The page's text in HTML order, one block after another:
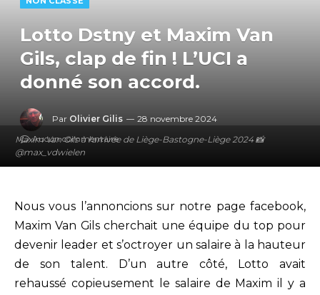
Maxim Van Gils à l'arrivée de Liège-Bastogne-Liège 2024 📸
@max_vdwielen
Lotto Dstny et Maxim Van
Gils, clap de fin ! L’UCI a
donné son accord.
Par Olivier Gilis
28 novembre 2024
Aucun commentaire
Nous vous l’annoncions sur notre page facebook,
Maxim Van Gils cherchait une équipe du top pour
devenir leader et s’octroyer un salaire à la hauteur
de son talent. D’un autre côté, Lotto avait
rehaussé copieusement le salaire de Maxim il y a